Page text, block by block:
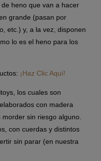
heno que van a hacer
grande (pasan por
etc.) y, a la vez, disponen
lo es el heno para los
¡Haz Clic Aquí!
los cuales son
con madera
sin riesgo alguno.
con cuerdas y distintos
sin parar (en nuestra